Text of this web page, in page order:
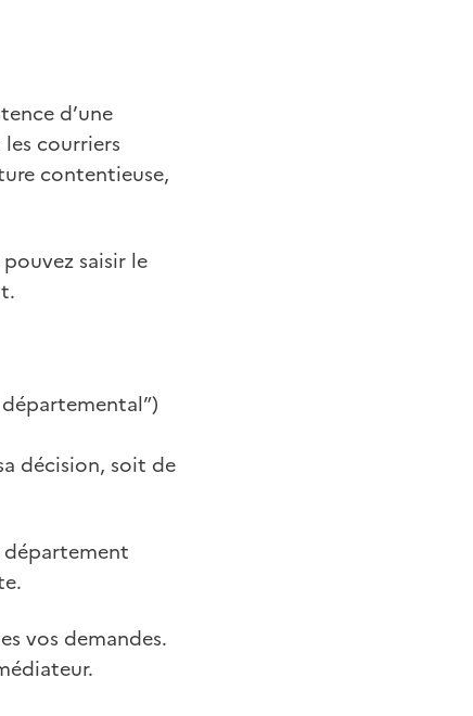
d’une
courriers
contentieuse,
saisir le
décision, soit de
vos demandes.